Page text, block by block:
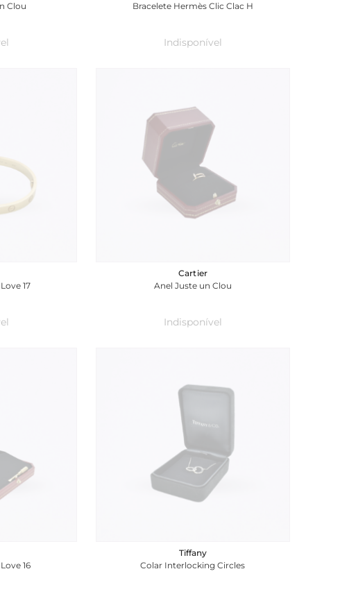
Clou
Bracelete Hermès Clic Clac H
Indisponível
Bracelete Cartier Love 17
Cartier
Anel Juste un Clou
Indisponível
16
Tiffany
Colar Interlocking Circles